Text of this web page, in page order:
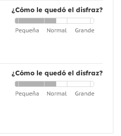
¿Cómo le quedó el disfraz?
¿Cómo le quedó el disfraz?